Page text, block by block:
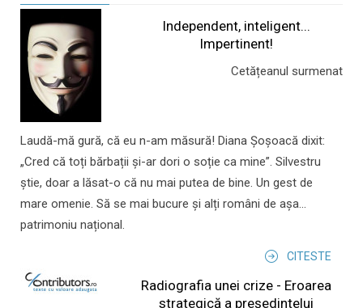
Independent, inteligent...
Impertinent!
Cetățeanul surmenat
Laudă-mă gură, că eu n-am măsură! Diana Șoșoacă dixit:
„Cred că toți bărbații și-ar dori o soție ca mine”. Silvestru
știe, doar a lăsat-o că nu mai putea de bine. Un gest de
mare omenie. Să se mai bucure și alți români de așa...
patrimoniu național.
CITESTE
Radiografia unei crize - Eroarea
strategică a președintelui